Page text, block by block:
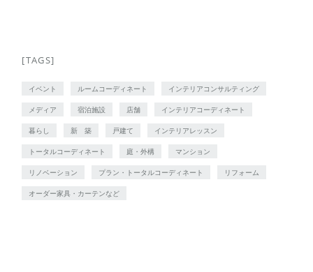
[TAGS]
イベント ルームコーディネート インテリアコンサルティング
メディア 宿泊施設 店舗 インテリアコーディネート
暮らし 新 築 戸建て インテリアレッスン
トータルコーディネート 庭・外構 マンション
リノベーション プラン・トータルコーディネート リフォーム
オーダー家具・カーテンなど